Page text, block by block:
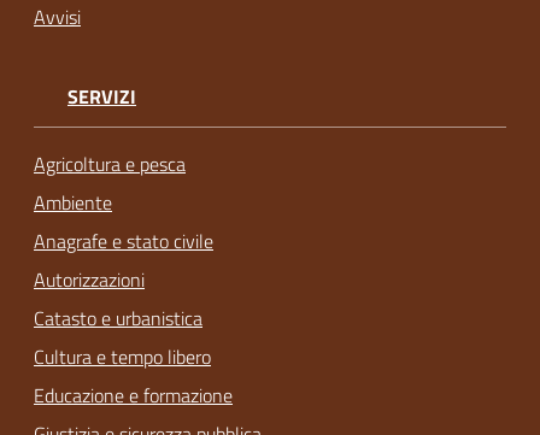
Avvisi
SERVIZI
Agricoltura e pesca
Ambiente
Anagrafe e stato civile
Autorizzazioni
Catasto e urbanistica
Cultura e tempo libero
Educazione e formazione